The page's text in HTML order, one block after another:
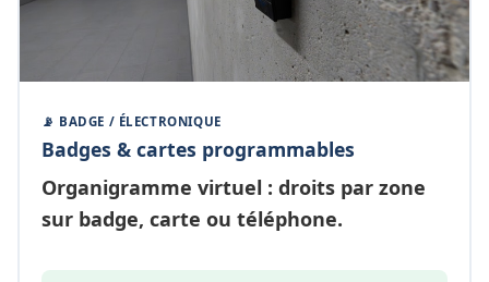
📡 BADGE / ÉLECTRONIQUE
Badges & cartes programmables
Organigramme virtuel : droits par zone
sur badge, carte ou téléphone.